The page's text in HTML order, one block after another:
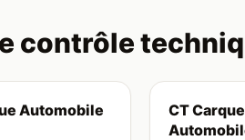
contrôle
Automobile
CT